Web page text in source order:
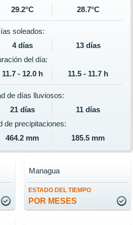
29.2°C 28.7°C
soleados:
4 días
13 días
del día:
11.7 - 12.0 h 11.5 - 11.7 h
de días lluviosos:
21 días
11 días
de precipitaciones:
464.2 mm 185.5 mm
ESTADO DEL TIEMPO
POR MESES
Managua